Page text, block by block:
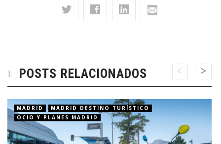
POSTS RELACIONADOS
MADRID
MADRID DESTINO TURÍSTICO
OCIO Y PLANES MADRID